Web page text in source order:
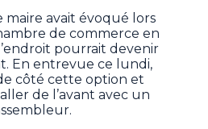
maire avait évoqué lors
de commerce en
pourrait devenir
En entrevue ce lundi,
côté cette option et
de l’avant avec un